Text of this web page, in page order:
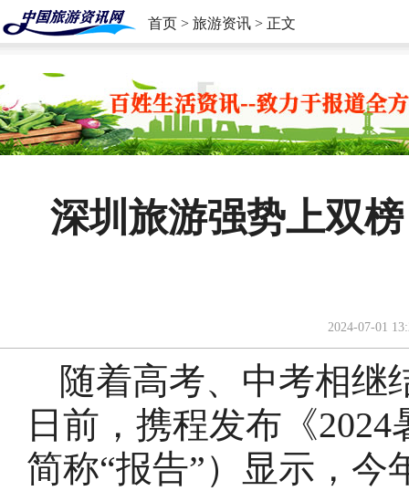
首页 > 旅游资讯 > 正文
深圳旅游强势上双
2024-07-01
随着高考、中考相继
日前，携程发布《
简称“报告”）显示，